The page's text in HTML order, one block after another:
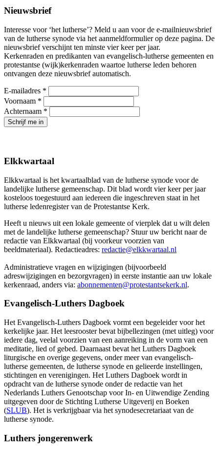
Nieuwsbrief
Interesse voor ‘het lutherse’? Meld u aan voor de e-mailnieuwsbrief
van de lutherse synode via het aanmeldformulier op deze pagina. De
nieuwsbrief verschijnt ten minste vier keer per jaar.
Kerkenraden en predikanten van evangelisch-lutherse gemeenten en
protestantse (wijk)kerkenraden waartoe lutherse leden behoren
ontvangen deze nieuwsbrief automatisch.
E-mailadres *
Voornaam *
Achternaam *
Elkkwartaal
Elkkwartaal is het kwartaalblad van de lutherse synode voor de
landelijke lutherse gemeenschap. Dit blad wordt vier keer per jaar
kosteloos toegestuurd aan iedereen die ingeschreven staat in het
lutherse ledenregister van de Protestantse Kerk.
Heeft u nieuws uit een lokale gemeente of vierplek dat u wilt delen
met de landelijke lutherse gemeenschap? Stuur uw bericht naar de
redactie van Elkkwartaal (bij voorkeur voorzien van
beeldmateriaal). Redactieadres: redactie@elkkwartaal.nl
Administratieve vragen en wijzigingen (bijvoorbeeld
adreswijzigingen en bezorgvragen) in eerste instantie aan uw lokale
kerkenraad, anders via: abonnementen@protestantsekerk.nl.
Evangelisch-Luthers Dagboek
Het Evangelisch-Luthers Dagboek vormt een begeleider voor het
kerkelijke jaar. Het leesrooster bevat bijbellezingen (met uitleg) voor
iedere dag, veelal voorzien van een aanreiking in de vorm van een
meditatie, lied of gebed. Daarnaast bevat het Luthers Dagboek
liturgische en overige gegevens, onder meer van evangelisch-
lutherse gemeenten, de lutherse synode en gelieerde instellingen,
stichtingen en verenigingen. Het Luthers Dagboek wordt in
opdracht van de lutherse synode onder de redactie van het
Nederlands Luthers Genootschap voor In- en Uitwendige Zending
uitgegeven door de Stichting Lutherse Uitgeverij en Boeken
(SLUB). Het is verkrijgbaar via het synodesecretariaat van de
lutherse synode.
Luthers jongerenwerk